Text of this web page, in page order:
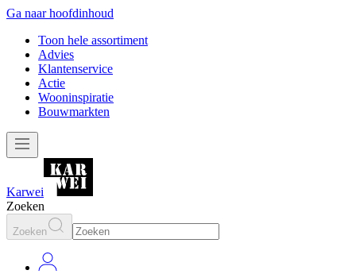
Ga naar hoofdinhoud
Toon hele assortiment
Advies
Klantenservice
Actie
Wooninspiratie
Bouwmarkten
Karwei
Zoeken
Zoeken